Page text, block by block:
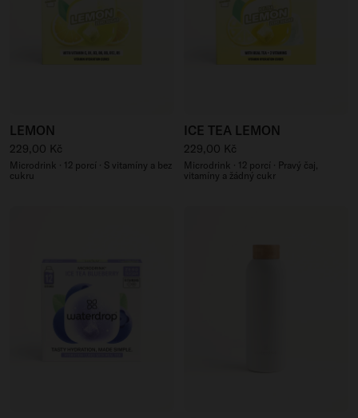
LEMON
Běžná cena
229,00 Kč
Microdrink · 12 porcí · S vitamíny a bez
cukru
ICE TEA LEMON
Běžná cena
229,00 Kč
Microdrink · 12 porcí · Pravý čaj,
vitamíny a žádný cukr